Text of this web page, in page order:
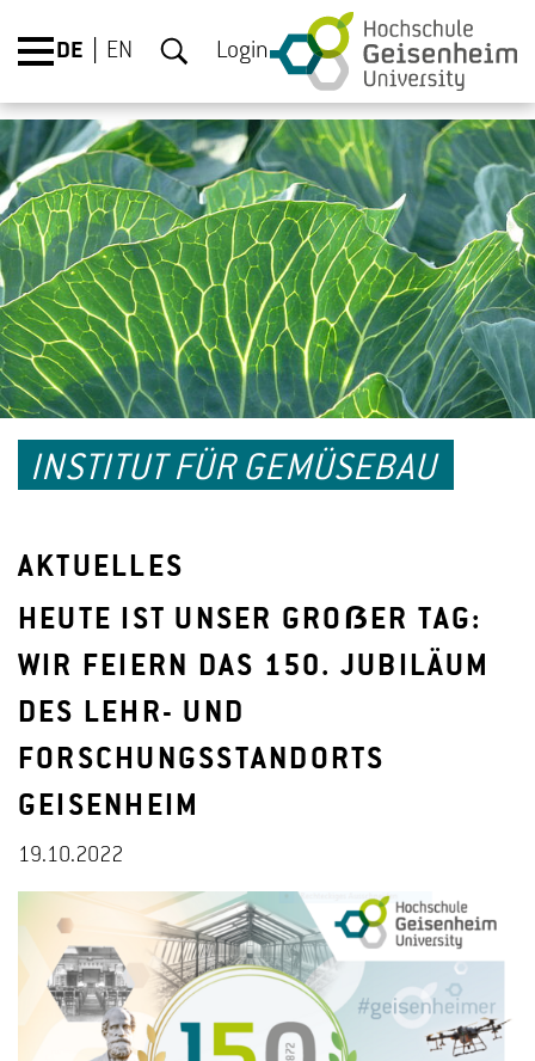
DE EN Login
INSTITUT FÜR GEMÜSEBAU
AKTUELLES
HEUTE IST UNSER GROẞER TAG:
WIR FEIERN DAS 150. JUBILÄUM
DES LEHR- UND
FORSCHUNGSSTANDORTS
GEISENHEIM
19.10.2022